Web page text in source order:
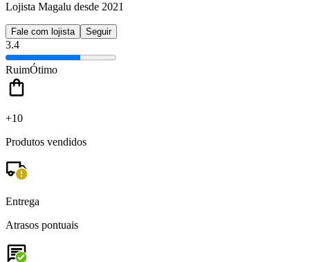
Lojista Magalu desde 2021
Fale com lojista Seguir
3.4
RuimÓtimo
+10
Produtos vendidos
Entrega
Atrasos pontuais